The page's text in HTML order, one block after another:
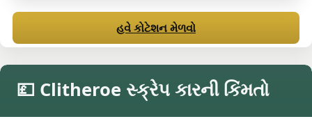
હવે કોટેશન મેળવો
💷 Clitheroe સ્ક્રેપ કારની કિંમતો